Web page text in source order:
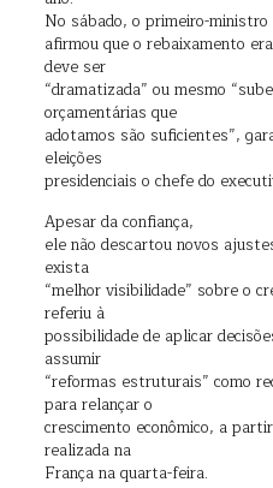
No sábado, o primeiro-
afirmou que o rebaixamento
deve ser
“dramatizada” ou mesmo
orçamentárias que
adotamos são suficientes”,
eleições
presidenciais o chefe do
Apesar da confiança,
ele não descartou novos
exista
“melhor visibilidade” sobre o
referiu à
possibilidade de aplicar
assumir
“reformas estruturais” como
para relançar o
crescimento econômico, a
realizada na
França na quarta-feira.